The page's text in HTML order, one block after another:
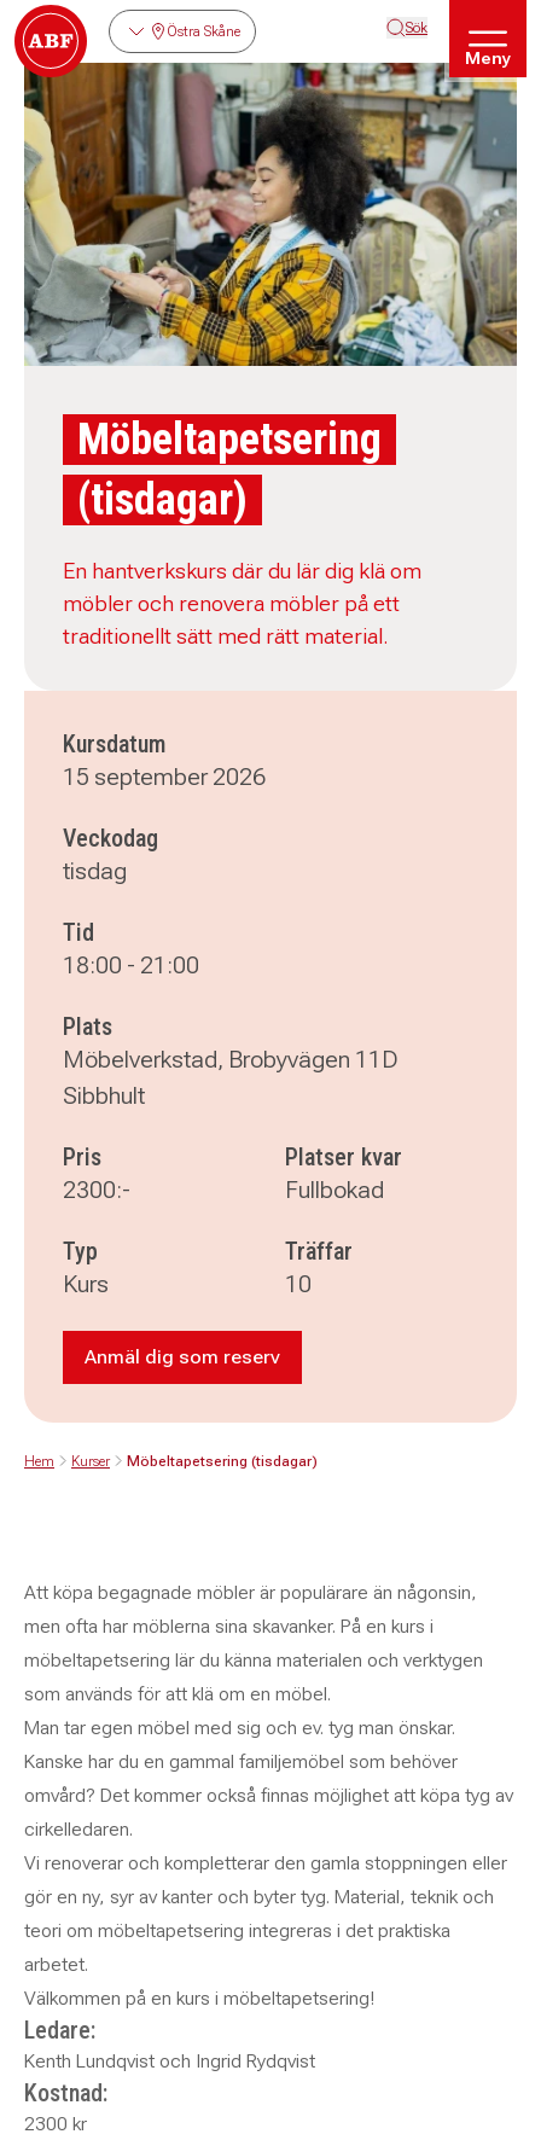
Östra Skåne Sök
Meny
Möbeltapetsering
(tisdagar)
En hantverkskurs där du lär dig klä om
möbler och renovera möbler på ett
traditionellt sätt med rätt material.
Kursdatum
15 september 2026
Veckodag
tisdag
Tid
18:00 - 21:00
Plats
Möbelverkstad, Brobyvägen 11D
Sibbhult
Pris
2300:-
Platser kvar
Fullbokad
Typ
Kurs
Träffar
10
Anmäl dig som reserv till
Anmäl dig som reserv
Hem Kurser Möbeltapetsering (tisdagar)
Att köpa begagnade möbler är populärare än någonsin,
men ofta har möblerna sina skavanker. På en kurs i
möbeltapetsering lär du känna materialen och verktygen
som används för att klä om en möbel.
Man tar egen möbel med sig och ev. tyg man önskar.
Kanske har du en gammal familjemöbel som behöver
omvård? Det kommer också finnas möjlighet att köpa tyg av
cirkelledaren.
Vi renoverar och kompletterar den gamla stoppningen eller
gör en ny, syr av kanter och byter tyg. Material, teknik och
teori om möbeltapetsering integreras i det praktiska
arbetet.
Välkommen på en kurs i möbeltapetsering!
Ledare:
Kenth Lundqvist och Ingrid Rydqvist
Kostnad:
2300 kr